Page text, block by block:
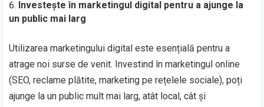
Investește în marketingul digital pentru a ajunge la
un public mai larg
Utilizarea marketingului digital este esențială pentru a
atrage noi surse de venit. Investind în marketingul online
(SEO, reclame plătite, marketing pe rețelele sociale), poți
ajunge la un public mult mai larg, atât local, cât și